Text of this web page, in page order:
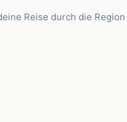
Reise durch die Region